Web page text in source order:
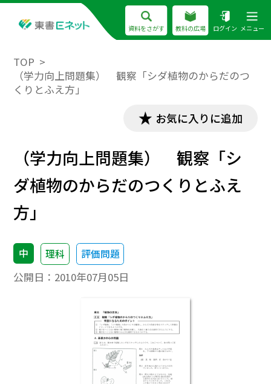
資料をさがす 教科の広場 ログイン メニュー
TOP
（学力向上問題集） 観察「シダ植物のからだのつ
くりとふえ方」
お気に入りに追加
（学力向上問題集） 観察「シ
ダ植物のからだのつくりとふえ
方」
中 理科 評価問題
公開日： 2010年07月05日